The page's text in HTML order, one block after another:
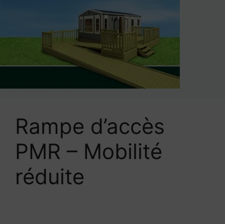
Rampe d’accès
PMR – Mobilité
réduite